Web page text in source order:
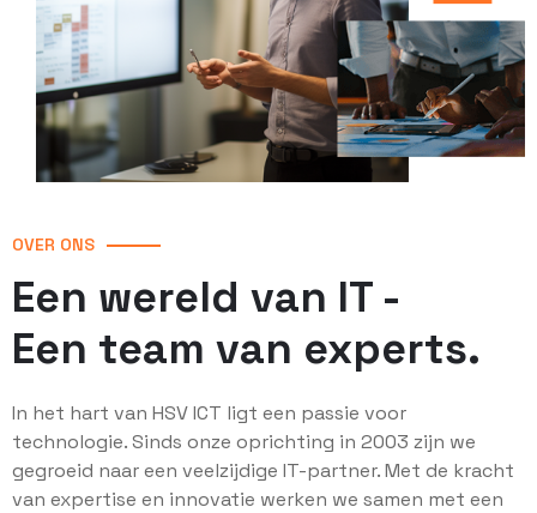
OVER ONS
Een wereld van IT -
Een team van experts.
In het hart van HSV ICT ligt een passie voor
technologie. Sinds onze oprichting in 2003 zijn we
gegroeid naar een veelzijdige IT-partner. Met de kracht
van expertise en innovatie werken we samen met een